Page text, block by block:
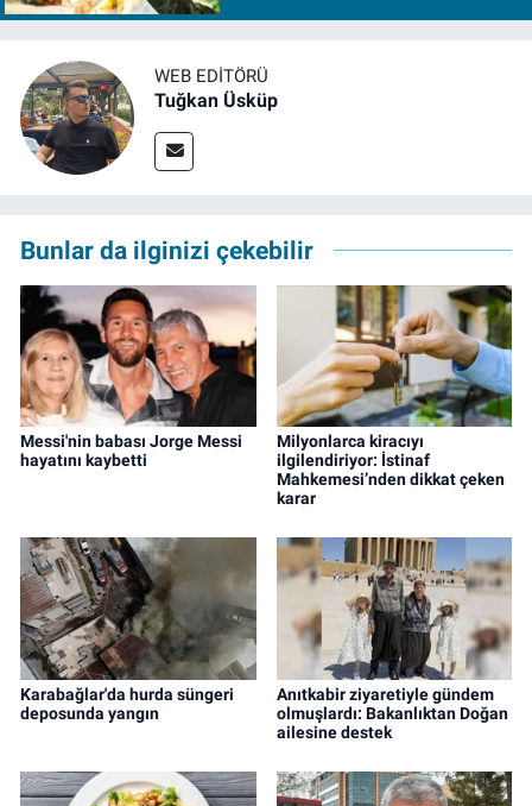
WEB EDITÖRÜ
Tuğkan Üsküp
Bunlar da ilginizi çekebilir
Messi'nin babası Jorge Messi
hayatını kaybetti
Milyonlarca kiracıyı
ilgilendiriyor: İstinaf
Mahkemesi’nden dikkat çeken
karar
Karabağlar'da hurda süngeri
deposunda yangın
Anıtkabir ziyaretiyle gündem
olmuşlardı: Bakanlıktan Doğan
ailesine destek